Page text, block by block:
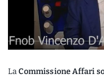
LaCommissione Affari